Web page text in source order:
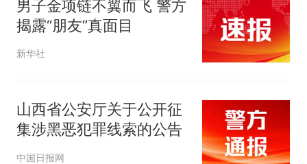
男子金项链不翼而飞 警方
揭露“朋友”真面目
新华社
山西省公安厅关于公开征
集涉黑恶犯罪线索的公告
中国日报网